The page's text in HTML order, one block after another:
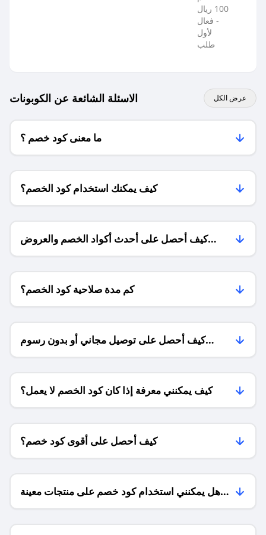
100 ريال
- فعال
لأول
طلب
الاسئلة الشائعة عن الكوبونات عرض الكل
ما معنى كود خصم ؟
كيف يمكنك استخدام كود الخصم؟
كيف أحصل على أحدث أكواد الخصم والعروض
للمتاجر؟
كم مدة صلاحية كود الخصم؟
كيف أحصل على توصيل مجاني أو بدون رسوم
الشحن ؟
كيف يمكنني معرفة إذا كان كود الخصم لا يعمل؟
كيف أحصل على أقوى كود خصم؟
هل يمكنني استخدام كود خصم على منتجات معينة
فقط؟